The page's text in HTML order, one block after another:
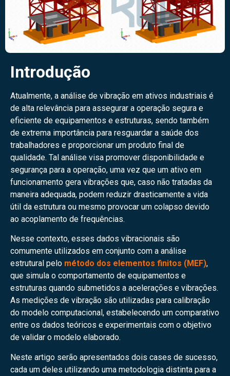
Introdução
Atualmente, a análise de vibração em ativos industriais é
de alta relevância para assegurar a operação segura e
eficiente de equipamentos e estruturas, sendo também
de extrema importância para resguardar a saúde dos
trabalhadores e proporcionar um produto final de
qualidade. Tal análise visa promover disponibilidade e
segurança para a operação, uma vez que um ativo em
funcionamento gera vibrações que, caso não tratadas da
maneira adequada, podem reduzir drasticamente a vida
útil da estrutura ou mesmo provocar um colapso devido
ao acoplamento de frequências.
Nesse contexto, esses dados vibracionais são
comumente utilizados em conjunto com a análise
estrutural pelo método dos elementos finitos (MEF),
que simula o comportamento de equipamentos e
estruturas quando submetidos a acelerações e vibrações.
As medições de vibração são utilizadas para calibração
do modelo computacional, estabelecendo um comparativo
entre os dados teóricos e experimentais com o objetivo
de validar o modelo elaborado.
Neste artigo serão apresentados dois cases de sucesso,
cada um deles utilizando uma metodologia distinta para a